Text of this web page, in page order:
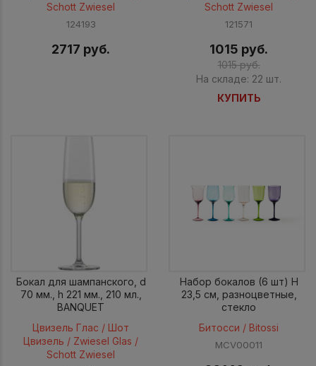
Schott Zwiesel
124193
2717 руб.
Schott Zwiesel
121571
1015 руб.
1015 руб.
На складе: 22 шт.
КУПИТЬ
Бокал для шампанского, d
70 мм., h 221 мм., 210 мл.,
BANQUET
Цвизель Глас / Шот
Цвизель / Zwiesel Glas /
Schott Zwiesel
Набор бокалов (6 шт) H
23,5 см, разноцветные,
стекло
Битосси / Bitossi
MCV00011